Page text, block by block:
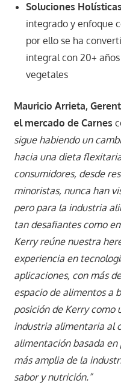
Soluciones Holísticas
integrado​ y enfoque
por ello se ha
integral​ con 20+
vegetales​
Mauricio Arrieta,
el mercado de Carnes
sigue habiendo un
hacia una dieta
consumidores, desde
minoristas, nunca han
pero para la industria
tan desafiantes como
Kerry reúne nuestra
experiencia en
aplicaciones, con más
espacio de alimentos a
posición de Kerry como
industria alimentaria al
alimentación basada
más amplia de la
sabor y nutrición.”